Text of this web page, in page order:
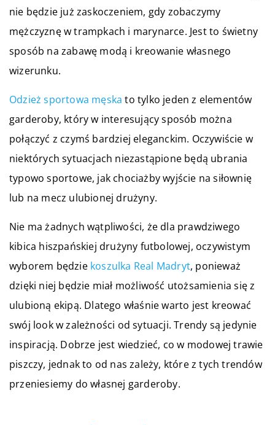
nie będzie już zaskoczeniem, gdy zobaczymy
mężczyznę w trampkach i marynarce. Jest to świetny
sposób na zabawę modą i kreowanie własnego
wizerunku.
Odzież sportowa męska to tylko jeden z elementów
garderoby, który w interesujący sposób można
połączyć z czymś bardziej eleganckim. Oczywiście w
niektórych sytuacjach niezastąpione będą ubrania
typowo sportowe, jak chociażby wyjście na siłownię
lub na mecz ulubionej drużyny.
Nie ma żadnych wątpliwości, że dla prawdziwego
kibica hiszpańskiej drużyny futbolowej, oczywistym
wyborem będzie koszulka Real Madryt, ponieważ
dzięki niej będzie miał możliwość utożsamienia się z
ulubioną ekipą. Dlatego właśnie warto jest kreować
swój look w zależności od sytuacji. Trendy są jedynie
inspiracją. Dobrze jest wiedzieć, co w modowej trawie
piszczy, jednak to od nas zależy, które z tych trendów
przeniesiemy do własnej garderoby.